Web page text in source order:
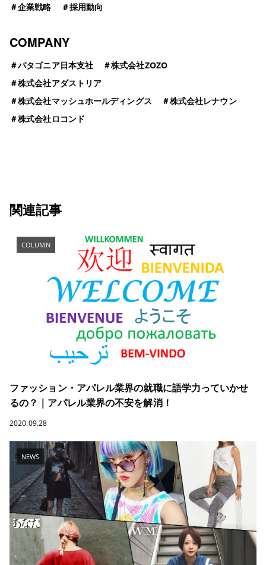
＃企業戦略 ＃採用動向
COMPANY
＃パタゴニア日本支社 ＃株式会社ZOZO
＃株式会社アダストリア
＃株式会社マッシュホールディングス ＃株式会社レナウン
＃株式会社ロコンド
関連記事
COLUMN
ファッション・アパレル業界の就職に語学力っていかせ
るの？｜アパレル業界の不安を解消！
2020.09.28
NEWS